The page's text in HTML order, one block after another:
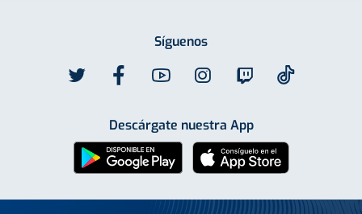
Síguenos
Descárgate nuestra App